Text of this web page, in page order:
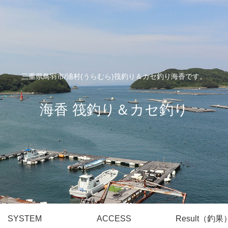
三重県鳥羽市/浦村(うらむら)筏釣り＆カセ釣り海香です。
海香 筏釣り＆カセ釣り
SYSTEM ACCESS Result（釣果